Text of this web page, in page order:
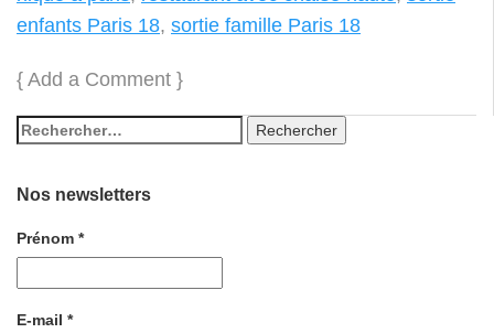
enfants Paris 18, sortie famille Paris 18
{ Add a Comment }
Nos newsletters
Prénom *
E-mail *